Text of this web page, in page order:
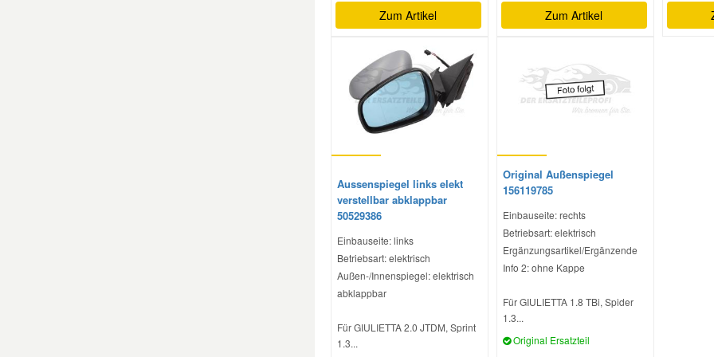
Zum Artikel Zum Artikel
Aussenspiegel links elekt
verstellbar abklappbar
50529386
Einbauseite: links
Betriebsart: elektrisch
Außen-/Innenspiegel: elektrisch
abklappbar
Für GIULIETTA 2.0 JTDM, Sprint
1.3...
Original Außenspiegel
156119785
Einbauseite: rechts
Betriebsart: elektrisch
Ergänzungsartikel/Ergänzende
Info 2: ohne Kappe
Für GIULIETTA 1.8 TBi, Spider
1.3...
Original Ersatzteil